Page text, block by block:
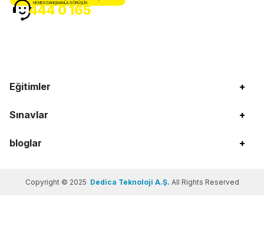
Eğitimler +
Sınavlar +
bloglar +
HEMEN DANIŞMANLA GÖRÜŞÜN
444 0 165
Copyright © 2025 Dedica Teknoloji A.Ş. All Rights Reserved